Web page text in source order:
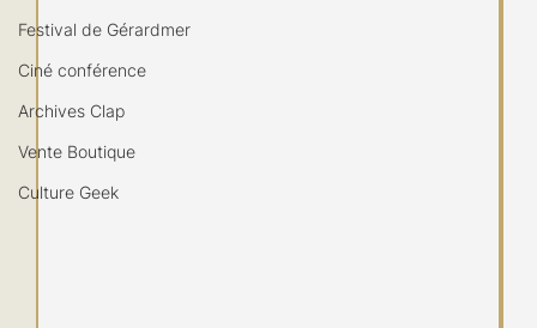
Festival de Gérardmer
Ciné conférence
Archives Clap
Vente Boutique
Culture Geek